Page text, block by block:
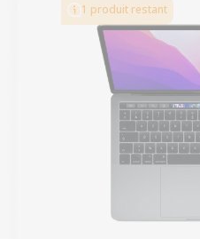
1 produit restant